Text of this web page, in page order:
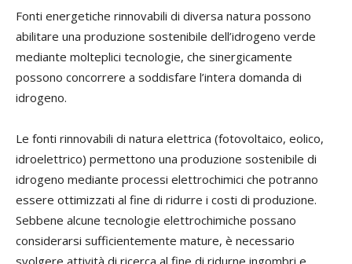
Fonti energetiche rinnovabili di diversa natura possono
abilitare una produzione sostenibile dell’idrogeno verde
mediante molteplici tecnologie, che sinergicamente
possono concorrere a soddisfare l’intera domanda di
idrogeno.
Le fonti rinnovabili di natura elettrica (fotovoltaico, eolico,
idroelettrico) permettono una produzione sostenibile di
idrogeno mediante processi elettrochimici che potranno
essere ottimizzati al fine di ridurre i costi di produzione.
Sebbene alcune tecnologie elettrochimiche possano
considerarsi sufficientemente mature, è necessario
svolgere attività di ricerca al fine di ridurne ingombri e